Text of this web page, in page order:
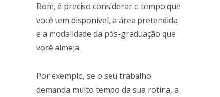
Bom, é preciso considerar o tempo que
você tem disponível, a área pretendida
e a modalidade da pós-graduação que
você almeja.
Por exemplo, se o seu trabalho
demanda muito tempo da sua rotina, a